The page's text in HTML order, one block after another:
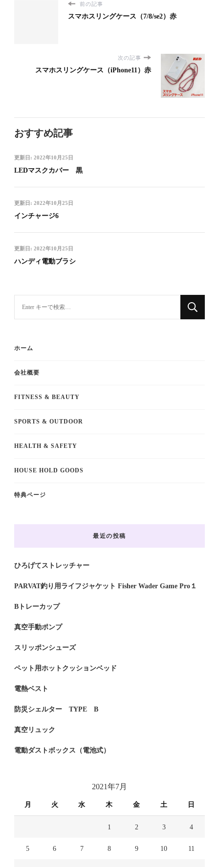
前の記事
スマホスリングケース（7/8/se2）赤
次の記事
スマホスリングケース（iPhone11）赤
おすすめ記事
更新日: 2022年10月25日
LEDマスクカバー 黒
更新日: 2022年10月25日
インチャージ6
更新日: 2022年10月25日
ハンディ電動ブラシ
し
す
?
ホーム
会社概要
FITNESS & BEAUTY
SPORTS & OUTDOOR
HEALTH & SAFETY
HOUSE HOLD GOODS
特典ページ
最近の投稿
ひろげてストレッチャー
PARVAT釣り用ライフジャケット Fisher Wader Game Pro１
Bトレーカップ
真空手動ポンプ
スリッポンシューズ
ペット用ホットクッションベッド
電熱ベスト
防災シェルター TYPE B
真空リュック
電動ダストボックス（電池式）
2021年7月
月 火 水 木 金 土 日
1 2 3 4
5 6 7 8 9 10 11